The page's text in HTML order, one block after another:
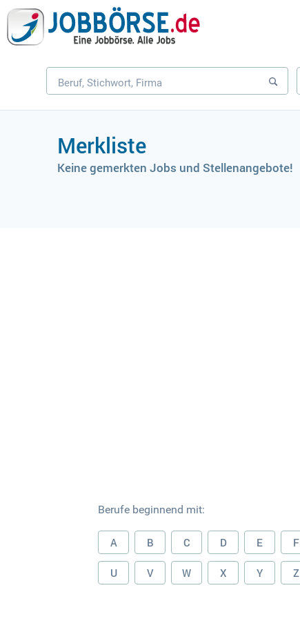
Merkliste
Keine gemerkten Jobs und Stellenangebote!
Berufe beginnend mit:
A B C D E F
U V W X Y Z